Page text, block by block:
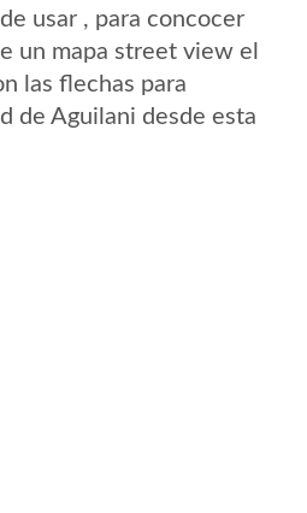
usar , para concocer
un mapa street view el
las flechas para
de Aguilani desde esta